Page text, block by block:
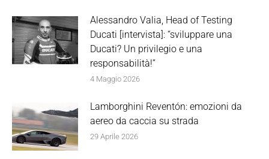
Alessandro Valia, Head of Testing
Ducati [intervista]: “sviluppare una
Ducati? Un privilegio e una
responsabilità!”
4 Maggio 2026
Lamborghini Reventón: emozioni da
aereo da caccia su strada
29 Aprile 2026